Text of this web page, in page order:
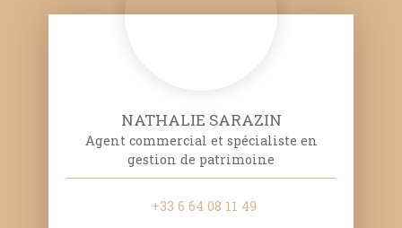
NATHALIE SARAZIN
Agent commercial et spécialiste en
gestion de patrimoine
+33 6 64 08 11 49